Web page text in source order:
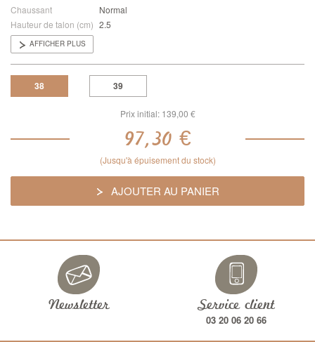
Chaussant
Normal
Hauteur de talon (cm) 2.5
AFFICHER PLUS
38 39
Prix initial: 139,00 €
97,30 €
(Jusqu'à épuisement du stock)
AJOUTER AU PANIER
Newsletter Service client
03 20 06 20 66